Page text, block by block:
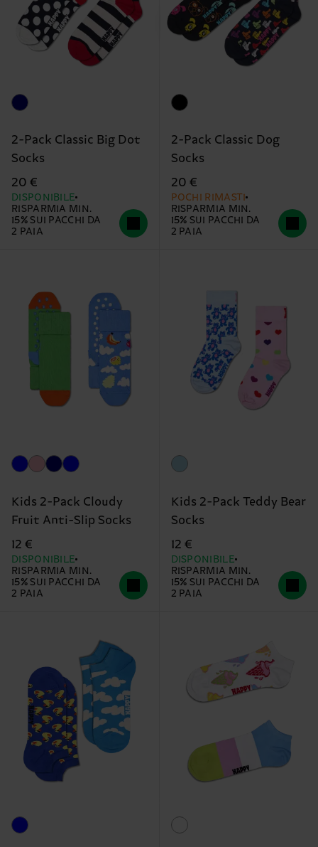
2-Pack Classic Big Dot
Socks
20 €
DISPONIBILE
RISPARMIA MIN.
15% SUI PACCHI DA
2 PAIA
2-Pack Classic Dog
Socks
20 €
POCHI RIMASTI
RISPARMIA MIN.
15% SUI PACCHI DA
2 PAIA
Kids 2-Pack Cloudy
Fruit Anti-Slip Socks
12 €
DISPONIBILE
RISPARMIA MIN.
15% SUI PACCHI DA
2 PAIA
Kids 2-Pack Teddy Bear
Socks
12 €
DISPONIBILE
RISPARMIA MIN.
15% SUI PACCHI DA
2 PAIA